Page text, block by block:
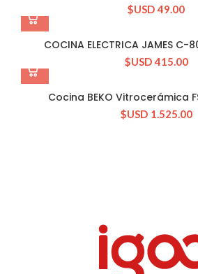
$USD 49.00
COCINA ELECTRICA JAMES C-
$USD 415.00
Cocina BEKO Vitrocerámica
$USD 1.525.00